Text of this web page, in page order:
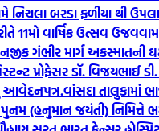
નિચલા બરડા ફળીયા થી
11મો વાર્ષિક ઉત્સવ
ગંભીર માર્ગ
પ્રોફેસર ડૉ.
આવેદનપત્ર.વાંસદા તાલુકામાં
પુનમ (હનુમાન જયંતી)